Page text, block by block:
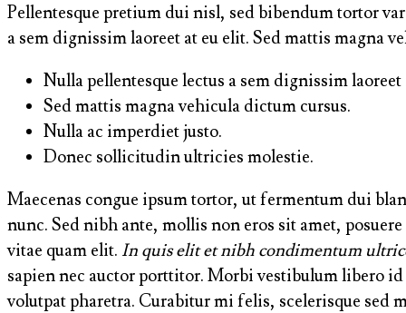
Pellentesque pretium dui nisl, sed bibendum tortor
a sem dignissim laoreet at eu elit. Sed mattis magna
Nulla pellentesque lectus a sem dignissim laoreet
Sed mattis magna vehicula dictum cursus.
Nulla ac imperdiet justo.
Donec sollicitudin ultricies molestie.
Maecenas congue ipsum tortor, ut fermentum dui
nunc. Sed nibh ante, mollis non eros sit amet,
vitae quam elit. In quis elit et nibh condimentum
sapien nec auctor porttitor. Morbi vestibulum libero
volutpat pharetra. Curabitur mi felis, scelerisque sed